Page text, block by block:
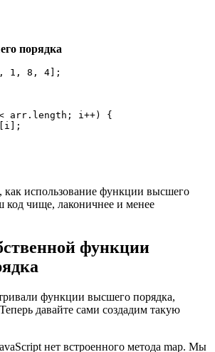
порядка
1, 8, 4];
i++) {
как использование функции высшего
код чище, лаконичнее и менее
функции
функции высшего порядка,
давайте сами создадим такую
нет встроенного метода map. Мы